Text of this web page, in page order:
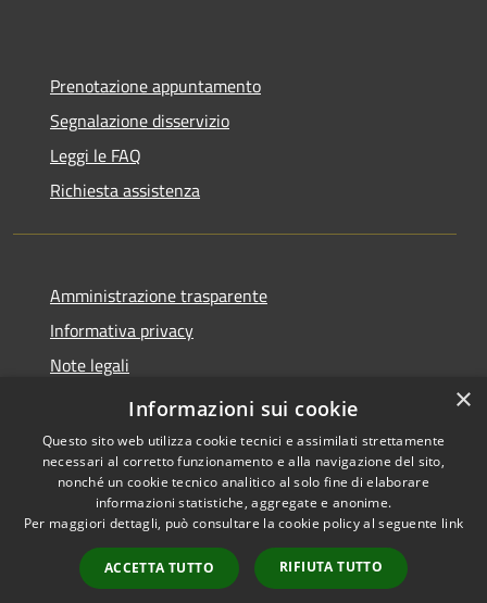
Prenotazione appuntamento
Segnalazione disservizio
Leggi le FAQ
Richiesta assistenza
Amministrazione trasparente
Informativa privacy
Note legali
Dichiarazione di accessibilità
Accessibilità
Copyright © 2026 • Comune di
Casale Cremasco-Vidolasco •
Powered byMunicipium
Accesso redazione
×
Informazioni sui cookie
Questo sito web utilizza cookie tecnici e assimilati strettamente
necessari al corretto funzionamento e alla navigazione del sito,
nonché un cookie tecnico analitico al solo fine di elaborare
informazioni statistiche, aggregate e anonime.
Per maggiori dettagli, può consultare la cookie policy al seguente link
ACCETTA TUTTO RIFIUTA TUTTO